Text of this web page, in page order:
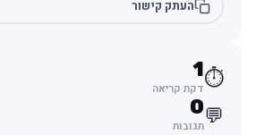
העתק קישור
⏱️
1
דקת קריאה
💬
0
תגובות